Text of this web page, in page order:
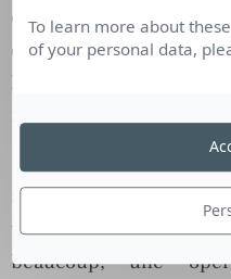
en se transformant en
distribuent des pots
Donc, en
»… Comment vous
un peu décalée.
beaucoup, une
To learn more about
of your personal data,